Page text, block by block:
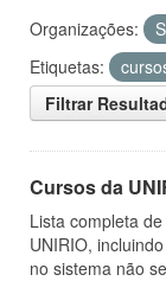
Organizações:
Etiquetas:
Filtrar
Cursos da
Lista completa
UNIRIO,
no sistema não